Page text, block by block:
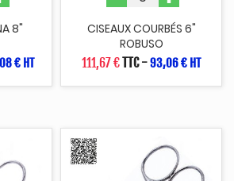
8"
€ HT
CISEAUX COURBÉS 6"
ROBUSO
111,67 €TTC-93,06 € HT